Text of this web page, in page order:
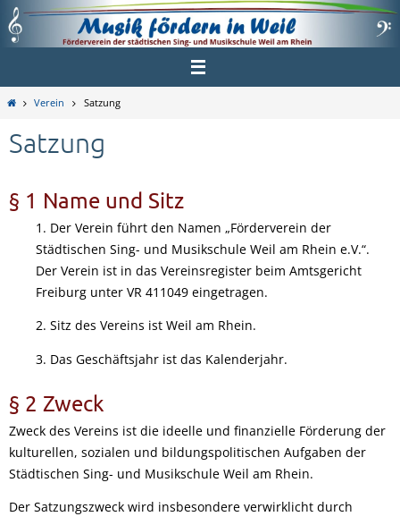
Zum
Inhalt
springen
HomeVerein Satzung
Satzung
§ 1 Name und Sitz
1. Der Verein führt den Namen „Förderverein der
Städtischen Sing- und Musikschule Weil am Rhein e.V.“.
Der Verein ist in das Vereinsregister beim Amtsgericht
Freiburg unter VR 411049 eingetragen.
2. Sitz des Vereins ist Weil am Rhein.
3. Das Geschäftsjahr ist das Kalenderjahr.
§ 2 Zweck
Zweck des Vereins ist die ideelle und finanzielle Förderung der
kulturellen, sozialen und bildungspolitischen Aufgaben der
Städtischen Sing- und Musikschule Weil am Rhein.
Der Satzungszweck wird insbesondere verwirklicht durch